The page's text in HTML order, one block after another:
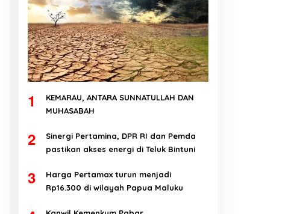
1
KEMARAU, ANTARA SUNNATULLAH DAN
MUHASABAH
2
Sinergi Pertamina, DPR RI dan Pemda
pastikan akses energi di Teluk Bintuni
3
Harga Pertamax turun menjadi
Rp16.300 di wilayah Papua Maluku